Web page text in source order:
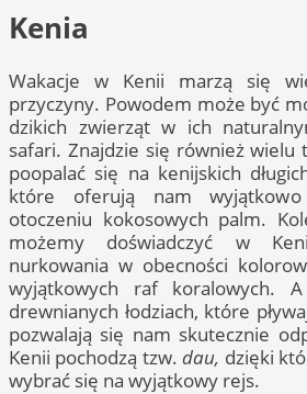
Kenia
Wakacje w Kenii marzą się
przyczyny. Powodem może być
dzikich zwierząt w ich
safari. Znajdzie się również wielu
poopalać się na kenijskich
które oferują nam
otoczeniu kokosowych palm.
możemy doświadczyć w
nurkowania w obecności
wyjątkowych raf koralowych.
drewnianych łodziach, które
pozwalają się nam skutecznie
Kenii pochodzą tzw.dau, dzięki
wybrać się na wyjątkowy rejs.